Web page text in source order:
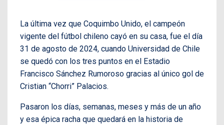
La última vez que Coquimbo Unido, el campeón
vigente del fútbol chileno cayó en su casa, fue el día
31 de agosto de 2024, cuando Universidad de Chile
se quedó con los tres puntos en el Estadio
Francisco Sánchez Rumoroso gracias al único gol de
Cristian “Chorri” Palacios.
Pasaron los días, semanas, meses y más de un año
y esa épica racha que quedará en la historia de